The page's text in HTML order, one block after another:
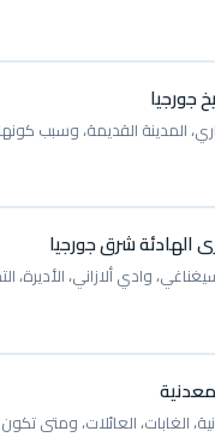
جورجيا
المدينة القديمة، وسبب
الهادئة شرق جورجيا
وادي ألازاني، الأديرة،
الغابات، العائلات، ومتى